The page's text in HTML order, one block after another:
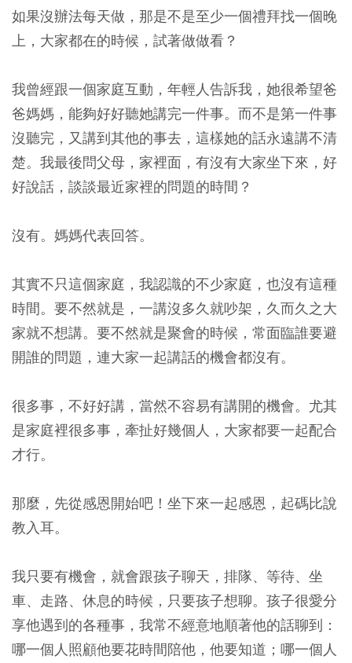
如果沒辦法每天做，那是不是至少一個禮拜找一個晚
上，大家都在的時候，試著做做看？
我曾經跟一個家庭互動，年輕人告訴我，她很希望爸
爸媽媽，能夠好好聽她講完一件事。而不是第一件事
沒聽完，又講到其他的事去，這樣她的話永遠講不清
楚。我最後問父母，家裡面，有沒有大家坐下來，好
好說話，談談最近家裡的問題的時間？
沒有。媽媽代表回答。
其實不只這個家庭，我認識的不少家庭，也沒有這種
時間。要不然就是，一講沒多久就吵架，久而久之大
家就不想講。要不然就是聚會的時候，常面臨誰要避
開誰的問題，連大家一起講話的機會都沒有。
很多事，不好好講，當然不容易有講開的機會。尤其
是家庭裡很多事，牽扯好幾個人，大家都要一起配合
才行。
那麼， 先從感恩開始吧！坐下來一起感恩，起碼比說
教入耳。
我只要有機會，就會跟孩子聊天，排隊、等待、坐
車、走路、休息的時候，只要孩子想聊。孩子很愛分
享他遇到的各種事，我常不經意地順著他的話聊到：
哪一個人照顧他要花時間陪他，他要知道；哪一個人